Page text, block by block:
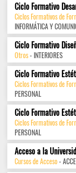
Ciclo Formativo
Ciclos Formativos de
INFORMÁTICA Y
Ciclo Formativo
Otros- INTERIORES
Ciclo Formativo
Ciclos Formativos de
PERSONAL
Ciclo Formativo
Ciclos Formativos de
PERSONAL
Acceso a la
Cursos de Acceso-